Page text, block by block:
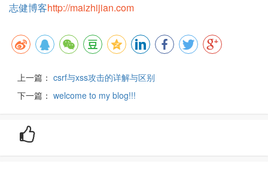
志健博客http://maizhijian.com
上一篇： csrf与xss攻击的详解与区别
下一篇： welcome to my blog!!!